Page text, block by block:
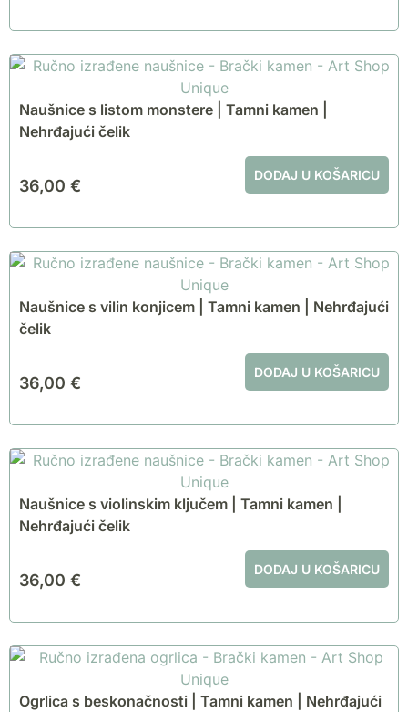
Naušnice s listom monstere | Tamni kamen |
Nehrđajući čelik
36,00 €
DODAJ U KOŠARICU
Naušnice s vilin konjicem | Tamni kamen | Nehrđajući
čelik
36,00 €
DODAJ U KOŠARICU
Naušnice s violinskim ključem | Tamni kamen |
Nehrđajući čelik
36,00 €
DODAJ U KOŠARICU
Ogrlica s beskonačnosti | Tamni kamen | Nehrđajući